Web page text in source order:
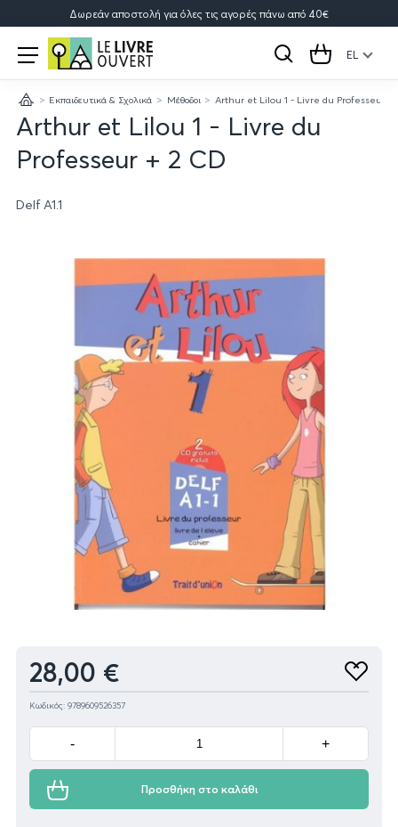
Δωρεάν αποστολή για όλες τις αγορές πάνω από 40€
Le
Livre
Ouvert
Open
menu
ΑναζήτησηCart EL
ΚεντρικήΕκπαιδευτικά & Σχολικά Μέθοδοι Arthur et Lilou 1 - Livre du Professeur +
Arthur et Lilou 1 - Livre du
Professeur + 2 CD
Delf A1.1
Προϊόν
28,00 €
στα
Κωδικός: 9789609526357
Minus
- Plus
+
Προσθήκη στο καλάθι